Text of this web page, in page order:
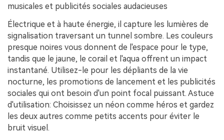
musicales et publicités sociales audacieuses
Électrique et à haute énergie, il capture les lumières de
signalisation traversant un tunnel sombre. Les couleurs
presque noires vous donnent de l'espace pour le type,
tandis que le jaune, le corail et l'aqua offrent un impact
instantané. Utilisez-le pour les dépliants de la vie
nocturne, les promotions de lancement et les publicités
sociales qui ont besoin d'un point focal puissant. Astuce
d'utilisation: Choisissez un néon comme héros et gardez
les deux autres comme petits accents pour éviter le
bruit visuel.